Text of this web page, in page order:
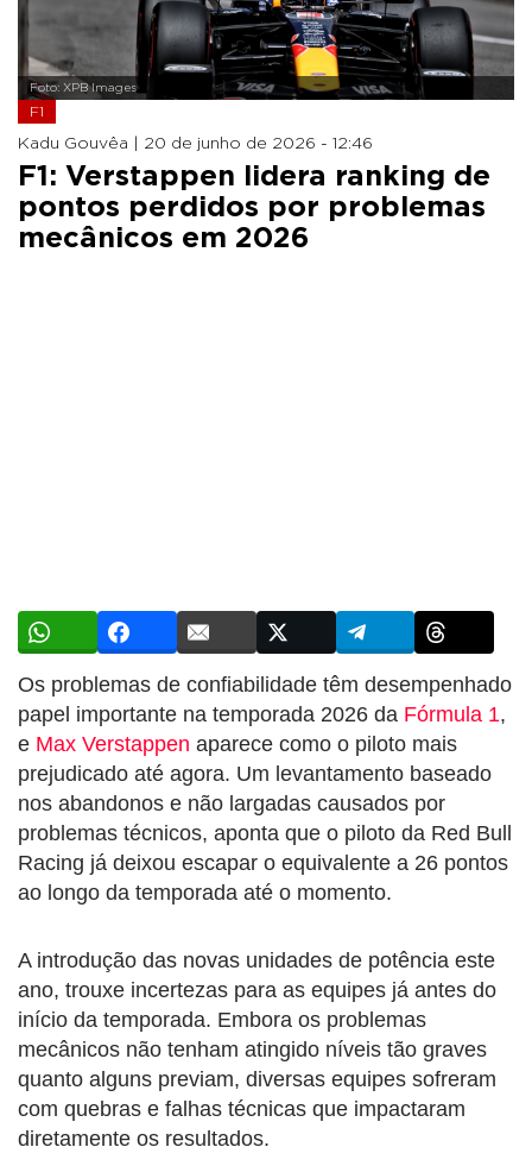
Foto: XPB Images
F1
Kadu Gouvêa | 20 de junho de 2026 - 12:46
F1: Verstappen lidera ranking de
pontos perdidos por problemas
mecânicos em 2026
Os problemas de confiabilidade têm desempenhado
papel importante na temporada 2026 da Fórmula 1,
e Max Verstappen aparece como o piloto mais
prejudicado até agora. Um levantamento baseado
nos abandonos e não largadas causados por
problemas técnicos, aponta que o piloto da Red Bull
Racing já deixou escapar o equivalente a 26 pontos
ao longo da temporada até o momento.
A introdução das novas unidades de potência este
ano, trouxe incertezas para as equipes já antes do
início da temporada. Embora os problemas
mecânicos não tenham atingido níveis tão graves
quanto alguns previam, diversas equipes sofreram
com quebras e falhas técnicas que impactaram
diretamente os resultados.